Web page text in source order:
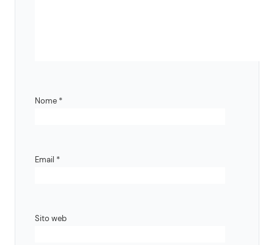
Nome *
Email *
Sito web